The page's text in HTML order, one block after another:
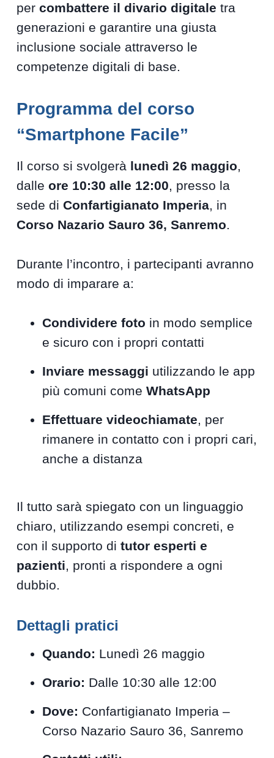
percombattere il divario digitale tra
generazioni e garantire una giusta
inclusione sociale attraverso le
competenze digitali di base.
Programma del corso
“Smartphone Facile”
Il corso si svolgerà lunedì 26 maggio,
dalleore 10:30 alle 12:00, presso la
sede diConfartigianato Imperia, in
Corso Nazario Sauro 36, Sanremo.
Durante l’incontro, i partecipanti avranno
modo di imparare a:
Condividere foto in modo semplice
e sicuro con i propri contatti
Inviare messaggi utilizzando le app
più comuni comeWhatsApp
Effettuare videochiamate , per
rimanere in contatto con i propri cari,
anche a distanza
Il tutto sarà spiegato con un linguaggio
chiaro, utilizzando esempi concreti, e
con il supporto ditutor esperti e
pazienti, pronti a rispondere a ogni
dubbio.
Dettagli pratici
Quando: Lunedì 26 maggio
Orario: Dalle 10:30 alle 12:00
Dove: Confartigianato Imperia –
Corso Nazario Sauro 36, Sanremo